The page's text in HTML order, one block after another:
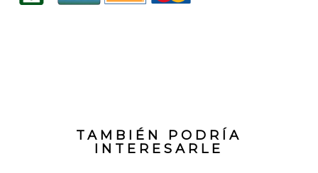
TAMBIÉN PODRÍA
INTERESARLE